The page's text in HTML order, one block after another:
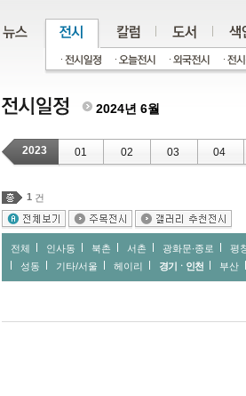
2024년 6월
2023 01 02 03 04
1 건
전체 인사동 북촌 서촌 광화문∙종로 평
성동
기타/서울 헤이리 경기ㆍ인천 부산